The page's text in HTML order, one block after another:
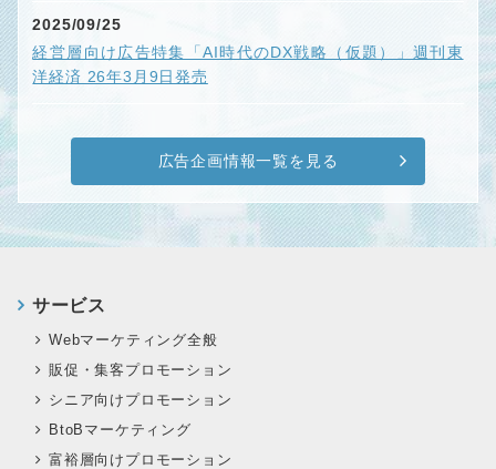
2025/09/25
経営層向け広告特集「AI時代のDX戦略（仮題）」週刊東
洋経済 26年3月9日発売
広告企画情報一覧を見る
サービス
Webマーケティング全般
販促・集客プロモーション
シニア向けプロモーション
BtoBマーケティング
富裕層向けプロモーション